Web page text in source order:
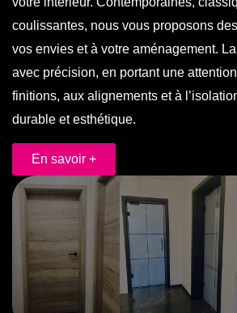
coulissantes, nous vous proposons
vos envies et à votre aménagement.
avec précision, en portant une
finitions, aux alignements et à
durable et esthétique.
En savoir +